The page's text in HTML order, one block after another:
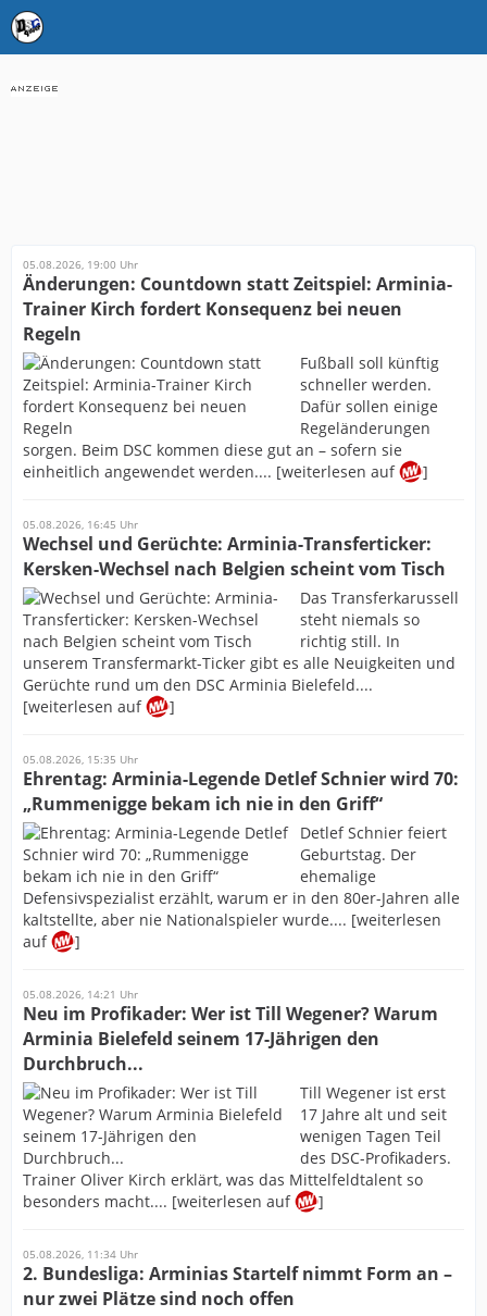
05.08.2026, 19:00 Uhr
Änderungen: Countdown statt Zeitspiel: Arminia-
Trainer Kirch fordert Konsequenz bei neuen
Regeln
Fußball soll künftig
schneller werden.
Dafür sollen einige
Regeländerungen
sorgen. Beim DSC kommen diese gut an – sofern sie
einheitlich angewendet werden.... [weiterlesen auf
]
05.08.2026, 16:45 Uhr
Wechsel und Gerüchte: Arminia-Transferticker:
Kersken-Wechsel nach Belgien scheint vom Tisch
Das Transferkarussell
steht niemals so
richtig still. In
unserem Transfermarkt-Ticker gibt es alle Neuigkeiten und
Gerüchte rund um den DSC Arminia Bielefeld....
[weiterlesen auf
]
05.08.2026, 15:35 Uhr
Ehrentag: Arminia-Legende Detlef Schnier wird 70:
„Rummenigge bekam ich nie in den Griff“
Detlef Schnier feiert
Geburtstag. Der
ehemalige
Defensivspezialist erzählt, warum er in den 80er-Jahren alle
kaltstellte, aber nie Nationalspieler wurde.... [weiterlesen
auf
]
05.08.2026, 14:21 Uhr
Neu im Profikader: Wer ist Till Wegener? Warum
Arminia Bielefeld seinem 17-Jährigen den
Durchbruch...
Till Wegener ist erst
17 Jahre alt und seit
wenigen Tagen Teil
des DSC-Profikaders.
Trainer Oliver Kirch erklärt, was das Mittelfeldtalent so
besonders macht.... [weiterlesen auf
]
05.08.2026, 11:34 Uhr
2. Bundesliga: Arminias Startelf nimmt Form an –
nur zwei Plätze sind noch offen